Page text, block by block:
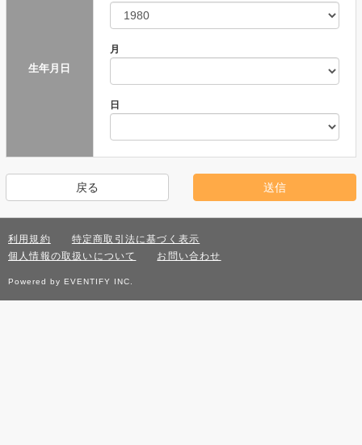
生年月日
月
日
利用規約
特定商取引法に基づく表示
個人情報の取扱いについて
お問い合わせ
Powered by EVENTIFY INC.